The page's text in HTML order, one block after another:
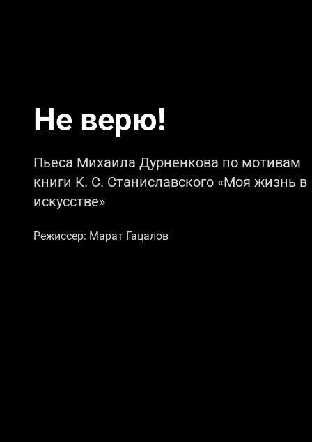
Не верю!
Пьеса Михаила Дурненкова по мотивам
книги К. С. Станиславского «Моя жизнь в
искусстве»
Режиссер: Марат Гацалов